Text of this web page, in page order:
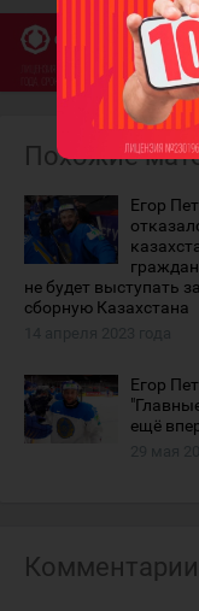
Похожие
Егор
не будет выступать за
сборную Казахстана
Егор
ещё
Комментарии